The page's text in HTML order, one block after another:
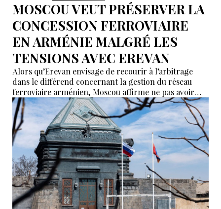
MOSCOU VEUT PRÉSERVER LA
CONCESSION FERROVIAIRE
EN ARMÉNIE MALGRÉ LES
TENSIONS AVEC EREVAN
Alors qu’Erevan envisage de recourir à l’arbitrage
dans le différend concernant la gestion du réseau
ferroviaire arménien, Moscou affirme ne pas avoir
reçu de demande officielle visant à mettre fin à la
concession du « Chemin de fer du Caucase du Sud ».
Le vice-Premier ministre russe Alexeï Overchouk
défend la poursuite de la concession et appelle au
dialogue.